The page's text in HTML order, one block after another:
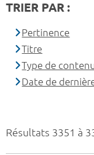
Résultats 3351 à
TRIER PAR :
Pertinence
Titre
Type de
Date de